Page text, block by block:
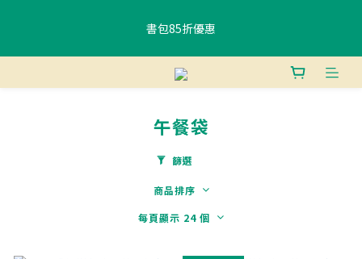
書包85折優惠
書包85折優惠
購物滿$400香港免運費 、滿$800澳門免運費
使用FPS或銀行轉賬付款滿 HK$400，即可獲贈免費午餐袋一個 (隨
書包85折優惠
午餐袋
篩選
商品排序
每頁顯示 24 個